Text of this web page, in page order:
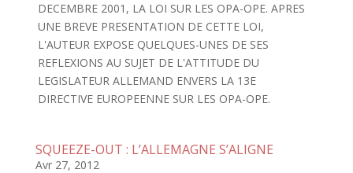
DECEMBRE 2001, LA LOI SUR LES OPA-OPE. APRES
UNE BREVE PRESENTATION DE CETTE LOI,
L'AUTEUR EXPOSE QUELQUES-UNES DE SES
REFLEXIONS AU SUJET DE L'ATTITUDE DU
LEGISLATEUR ALLEMAND ENVERS LA 13E
DIRECTIVE EUROPEENNE SUR LES OPA-OPE.
SQUEEZE-OUT : L’ALLEMAGNE S’ALIGNE
Avr 27, 2012